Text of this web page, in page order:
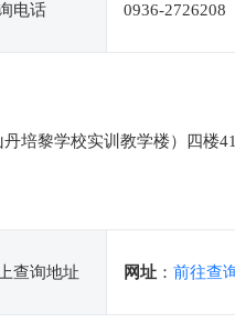
电话 0936-2726208
培黎学校实训教学楼）四楼
查询地址 网址 ： 前往查